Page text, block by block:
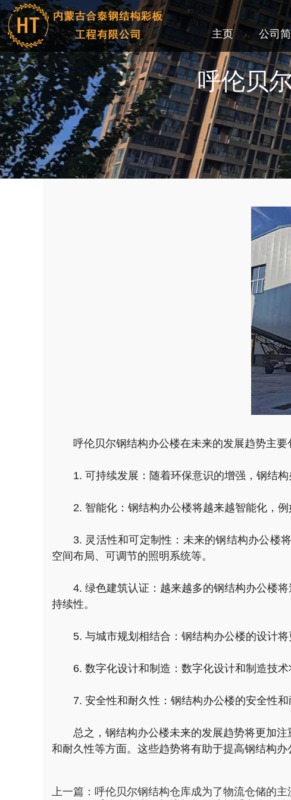
主页 公司
呼伦贝
呼伦贝尔钢结构办公楼在未来的发展趋势主要
1. 可持续发展：随着环保意识的增强，钢结
2. 智能化：钢结构办公楼将越来越智能化，
3. 灵活性和可定制性：未来的钢结构办公楼
空间布局、可调节的照明系统等。
4. 绿色建筑认证：越来越多的钢结构办公楼
持续性。
5. 与城市规划相结合：钢结构办公楼的设计
6. 数字化设计和制造：数字化设计和制造技
7. 安全性和耐久性：钢结构办公楼的安全性
总之，钢结构办公楼未来的发展趋势将更加
和耐久性等方面。这些趋势将有助于提高钢结构
上一篇： 呼伦贝尔钢结构仓库成为了物流仓储的主